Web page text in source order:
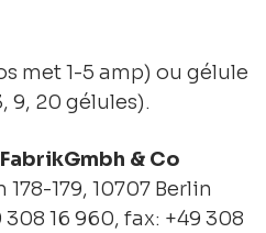
met 1-5 amp) ou gélule
9, 20 gélules).
& Co
179, 10707 Berlin
16 960, fax: +49 308